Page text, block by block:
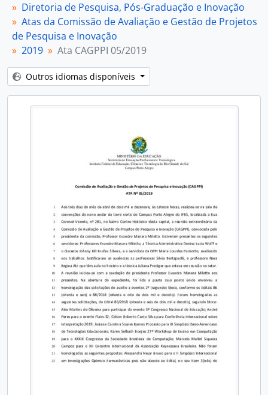
[Item] Ata CAGPPI 10/2019
[Item] Ata CAGPPI 11/2019
[Item] Ata CAGPPI 12/2019
[Item] Ata CAGPPI 13/2019
[Item] Ata CAGPPI 14/2019
[Item] Ata CAGPPI 15/2019
[Item] Ata CAGPPI 16/2019
[Subséries] 2021
[Subséries] 2022
[Subséries] 2023
[Subséries] 2024
[Subséries] 2025
[Subséries] 2026
[Subfundos] Núcleo de Memória
Diretoria de Pesquisa, Pós-Graduação e Inovação
Atas da Comissão de Avaliação e Gestão de Projetos
de Pesquisa e Inovação
2019
Ata CAGPPI 05/2019
Outros idiomas disponíveis